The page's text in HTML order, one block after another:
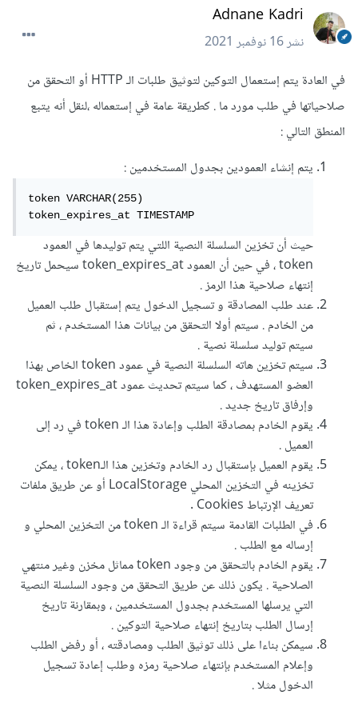
Adnane Kadri
نشر16 نوفمبر 2021
في العادة يتم إستعمال التوكين لتوثيق طلبات الـ HTTP أو التحقق من
صلاحياتها في طلب مورد ما . كطريقة عامة في إستعماله ،لنقل أنه يتبع
المنطق التالي :
يتم إنشاء العمودين بجدول المستخدمين :
token VARCHAR(255)
token_expires_at TIMESTAMP
حيث أن تخزين السلسلة النصية اللتي يتم توليدها في العمود
token ، في حين أن العمود token_expires_at سيحمل تاريخ
إنتهاء صلاحية هذا الرمز .
عند طلب المصادقة و تسجيل الدخول يتم إستقبال طلب العميل
من الخادم . سيتم أولا التحقق من بيانات هذا المستخدم ، ثم
سيتم توليد سلسلة نصية .
سيتم تخزين هاته السلسلة النصية في عمود token الخاص بهذا
العضو المستهدف ، كما سيتم تحديث عمود token_expires_at
وإرفاق تاريخ جديد .
يقوم الخادم بمصادقة الطلب وإعادة هذا الـ token في رد إلى
العميل .
يقوم العميل بإستقبال رد الخادم وتخزين هذا الـtoken ، يمكن
تخزينه في التخزين المحلي LocalStorage أو عن طريق ملفات
تعريف الإرتباط Cookies .
في الطلبات القادمة سيتم قراءة الـ token من التخزين المحلي و
إرساله مع الطلب .
يقوم الخادم بالتحقق من وجود token مماثل مخزن وغير منتهي
الصلاحية . يكون ذلك عن طريق التحقق من وجود السلسلة النصية
التي يرسلها المستخدم بجدول المستخدمين ، وبمقارنة تاريخ
إرسال الطلب بتاريخ إنتهاء صلاحية التوكين .
سيمكن بناءا على ذلك توثيق الطلب ومصادقته ، أو رفض الطلب
وإعلام المستخدم بإنتهاء صلاحية رمزه وطلب إعادة تسجيل
الدخول مثلا .